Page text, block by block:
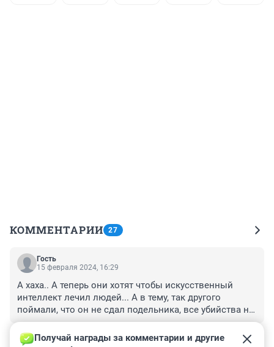
КОММЕНТАРИИ 27
Гость
15 февраля 2024, 16:29
А хаха.. А теперь они хотят чтобы искусственный
интеллект лечил людей... А в тему, так другого
поймали, что он не сдал подельника, все убийства на
себя взял????
–0
Получай награды за комментарии и другие